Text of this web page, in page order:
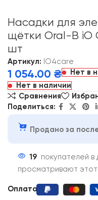
Насадки для
щётки Oral-B iO
шт
Артикул: IO4care
1 054.00 ₴
Нет в
Нет в наличии
Сравнения
Поделиться:
Продано за
19 покупателей в
просматривают
Оплата: